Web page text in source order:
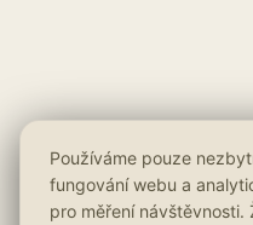
Používáme pouze
fungování webu a
pro měření návštěvnosti.